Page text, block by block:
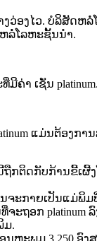
ອງໄວ. ບໍລິສັດຫລໍ່ໂ
ລໍ່ໂລຫະຊັ້ນນຳ.
ຄ່າ ເຊັ່ນ platinum.
ແມ່ນຕ້ອງກາ
ກຕິດກັບກ້ານຂີ້ເຜີ້ງ
ະກາຍເປັນແມ່ພິມ
ະຖອກ platinum
ມ.
ນຫະພູມ 3,250 ອົງ